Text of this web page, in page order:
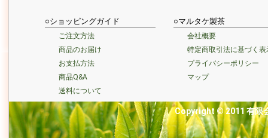
○ショッピングガイド
ご注文方法
商品のお届け
お支払方法
商品Q&A
送料について
○マルタケ製茶
会社概要
特定商取引法に基づく表
プライバシーポリシー
マップ
Copyright © 2011 有限